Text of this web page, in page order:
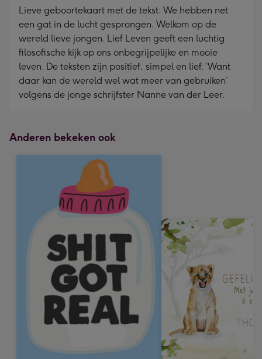
Lieve geboortekaart met de tekst: We hebben net
een gat in de lucht gesprongen. Welkom op de
wereld lieve jongen. Lief Leven geeft een luchtig
filosofische kijk op ons onbegrijpelijke en mooie
leven. De teksten zijn positief, simpel en lief. ‘Want
daar kan de wereld wel wat meer van gebruiken’
volgens de jonge schrijfster Nanne van der Leer.
Anderen bekeken ook